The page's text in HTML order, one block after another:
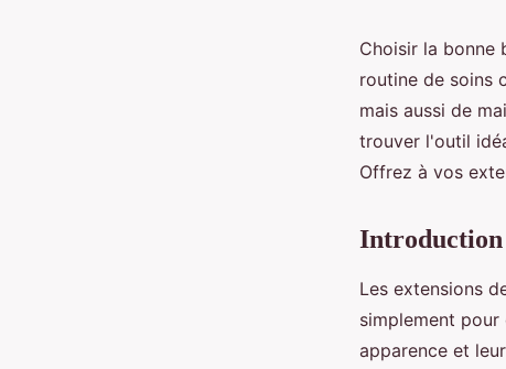
Découvrez la brosse
idéale pour démêler
Choisir la bonne
routine de soins
mais aussi de
trouver l'outil
Offrez à vos
Introduction
Les extensions
simplement
apparence et